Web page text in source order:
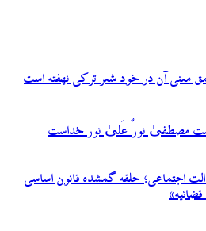
معنی آن در خود شعر ترکی نهفته است
مصطفیٰ نورٌ عَلیٰ نور خداست
اجتماعی؛ حلقه گمشده قانون اساسی